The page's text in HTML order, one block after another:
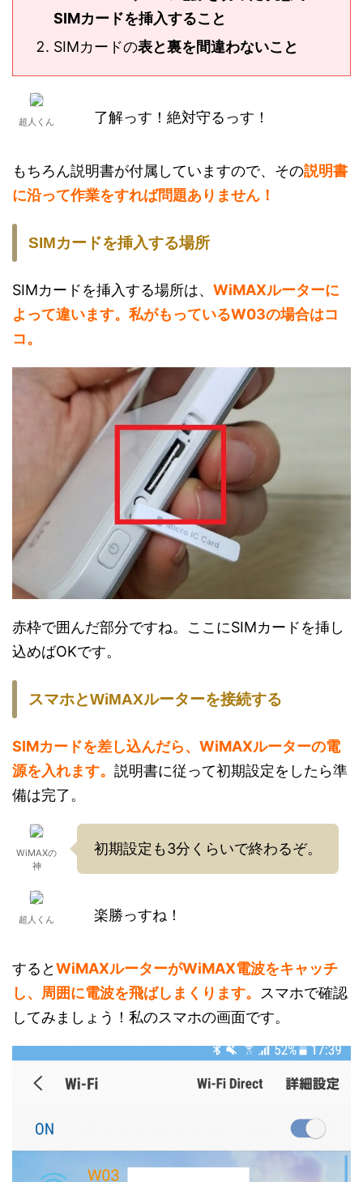
SIMカードを挿入すること
SIMカードの表と裏を間違わないこと
超人くん 了解っす！絶対守るっす！
もちろん説明書が付属していますので、その説明書
に沿って作業をすれば問題ありません！
SIMカードを挿入する場所
SIMカードを挿入する場所は、 WiMAXルーターに
よって違います。私がもっているW03の場合はコ
コ。
赤枠で囲んだ部分ですね。ここにSIMカードを挿し
込めばOKです。
スマホとWiMAXルーターを接続する
SIMカードを差し込んだら、WiMAXルーターの電
源を入れます。 説明書に従って初期設定をしたら準
備は完了。
WiMAXの
神
初期設定も3分くらいで終わるぞ。
超人くん 楽勝っすね！
するとWiMAXルーターがWiMAX電波をキャッチ
し、周囲に電波を飛ばしまくります。
スマホで確認
してみましょう！私のスマホの画面です。